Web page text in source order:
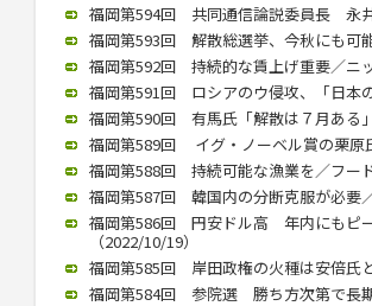
福岡第594回 共同通信論説委員長 永
福岡第593回 解散総選挙、今秋にも可
福岡第592回 持続的な賃上げ重要／ニ
福岡第591回 ロシアのウ侵攻、「日本
福岡第590回 有馬氏「解散は７月ある
福岡第589回 イグ・ノーベル賞の栗原
福岡第588回 持続可能な漁業を／フー
福岡第587回 韓国内の分断克服が必要
福岡第586回 円安ドル高 年内にもピ
（2022/10/19）
福岡第585回 岸田政権の火種は安倍氏
福岡第584回 参院選 勝ち方次第で長